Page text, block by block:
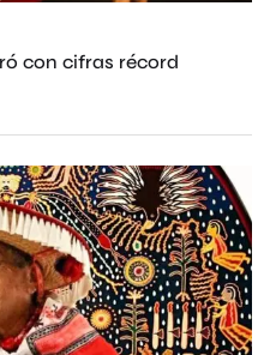
con cifras récord